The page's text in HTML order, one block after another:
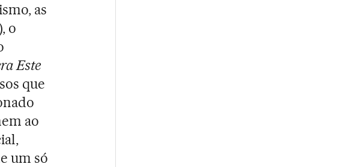
as
o
Este
que
ao
um só